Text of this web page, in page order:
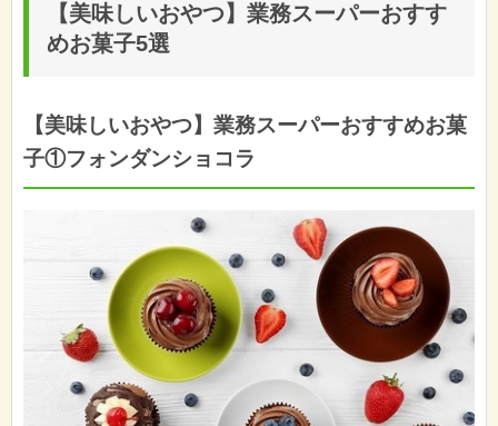
【美味しいおやつ】業務スーパーおすす
めお菓子5選
【美味しいおやつ】業務スーパーおすすめお菓
子①フォンダンショコラ